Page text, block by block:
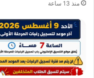
منذ 13 ساعة